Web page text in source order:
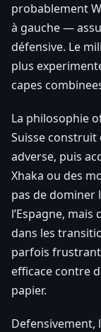
probablement
à gauche —
défensive. Le
plus
capes
La philosophie
Suisse construit
adverse, puis
Xhaka ou des
pas de dominer
l’Espagne,
dans les
parfois
efficace contre
papier.
Defensivement,